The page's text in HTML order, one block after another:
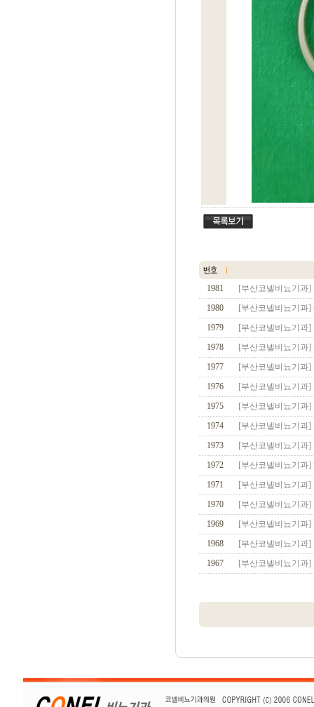
1981
[부산코넬비뇨기과
1980
[부산코넬비뇨기과
1979
[부산코넬비뇨기과
1978
[부산코넬비뇨기과
1977
[부산코넬비뇨기과
1976
[부산코넬비뇨기과
1975
[부산코넬비뇨기과]
1974
[부산코넬비뇨기과]
1973
[부산코넬비뇨기과
1972
[부산코넬비뇨기과
1971
[부산코넬비뇨기과]
1970
[부산코넬비뇨기과
1969
[부산코넬비뇨기과
1968
[부산코넬비뇨기과
1967
[부산코넬비뇨기과